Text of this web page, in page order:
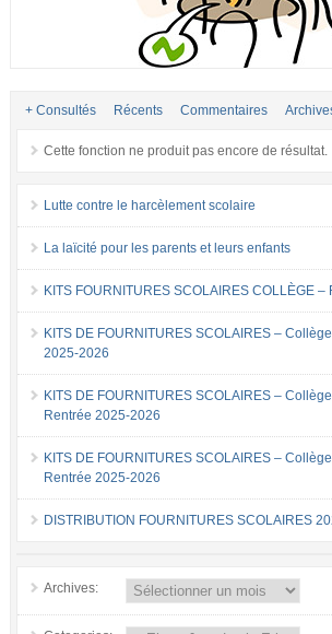
+ Consultés Récents Commentaires
Cette fonction ne produit pas encore de résultat.
Lutte contre le harcèlement scolaire
La laïcité pour les parents et leurs enfants
KITS FOURNITURES SCOLAIRES COLLÈGE
KITS DE FOURNITURES SCOLAIRES –
2025-2026
KITS DE FOURNITURES SCOLAIRES –
Rentrée 2025-2026
KITS DE FOURNITURES SCOLAIRES –
Rentrée 2025-2026
DISTRIBUTION FOURNITURES SCOLAIRES
Archives: